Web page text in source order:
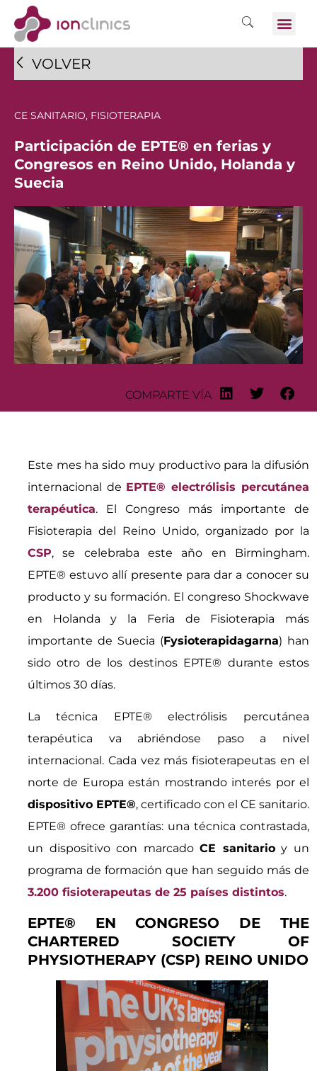
VOLVER
CE SANITARIO, FISIOTERAPIA
Participación de EPTE® en ferias y
Congresos en Reino Unido, Holanda y
Suecia
COMPARTE VÍA
Este mes ha sido muy productivo para la difusión
internacional de EPTE® electrólisis percutánea
terapéutica. El Congreso más importante de
Fisioterapia del Reino Unido, organizado por la
CSP, se celebraba este año en Birmingham.
EPTE® estuvo allí presente para dar a conocer su
producto y su formación. El congreso Shockwave
en Holanda y la Feria de Fisioterapia más
importante de Suecia (Fysioterapidagarna) han
sido otro de los destinos EPTE® durante estos
últimos 30 días.
La técnica EPTE® electrólisis percutánea
terapéutica va abriéndose paso a nivel
internacional. Cada vez más fisioterapeutas en el
norte de Europa están mostrando interés por el
dispositivo EPTE®, certificado con el CE sanitario.
EPTE® ofrece garantías: una técnica contrastada,
un dispositivo con marcadoCE sanitarioy un
programa de formación que han seguido más de
3.200 fisioterapeutas de 25 países distintos.
EPTE® EN CONGRESO DE THE
CHARTERED SOCIETY OF
PHYSIOTHERAPY (CSP) REINO UNIDO